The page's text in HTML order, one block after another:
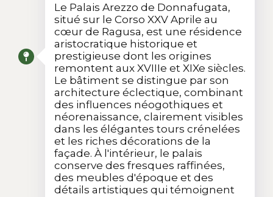
Le Palais Arezzo de Donnafugata,
situé sur le Corso XXV Aprile au
cœur de Ragusa, est une résidence
aristocratique historique et
prestigieuse dont les origines
remontent aux XVIIIe et XIXe siècles.
Le bâtiment se distingue par son
architecture éclectique, combinant
des influences néogothiques et
néorenaissance, clairement visibles
dans les élégantes tours crénelées
et les riches décorations de la
façade. À l'intérieur, le palais
conserve des fresques raffinées,
des meubles d'époque et des
détails artistiques qui témoignent